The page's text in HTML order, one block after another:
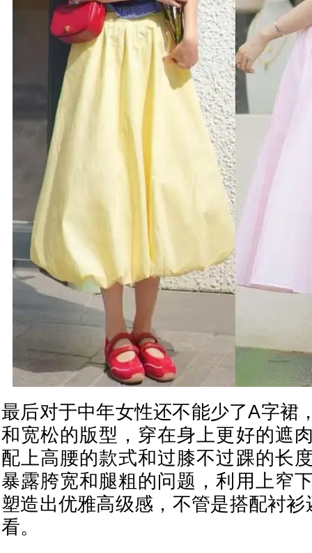
最后对于中年女性还不能少了A字裙
和宽松的版型，穿在身上更好的遮
配上高腰的款式和过膝不过踝的长
暴露胯宽和腿粗的问题，利用上窄
塑造出优雅高级感，不管是搭配衬
看。